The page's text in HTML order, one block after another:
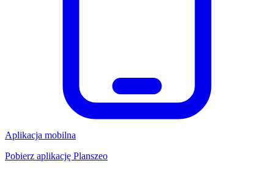
Aplikacja mobilna
Pobierz aplikację Planszeo